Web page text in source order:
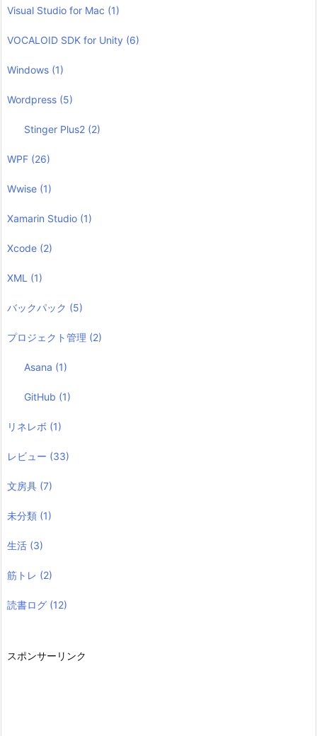
Visual Studio for Mac (1)
VOCALOID SDK for Unity (6)
Windows (1)
Wordpress (5)
Stinger Plus2 (2)
WPF (26)
Wwise (1)
Xamarin Studio (1)
Xcode (2)
XML (1)
バックパック (5)
プロジェクト管理 (2)
Asana (1)
GitHub (1)
リネレボ (1)
レビュー (33)
文房具 (7)
未分類 (1)
生活 (3)
筋トレ (2)
読書ログ (12)
スポンサーリンク